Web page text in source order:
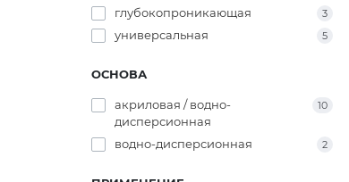
глубокопроникающая 3
универсальная 5
ОСНОВА
акриловая / водно-
дисперсионная
10
водно-дисперсионная 2